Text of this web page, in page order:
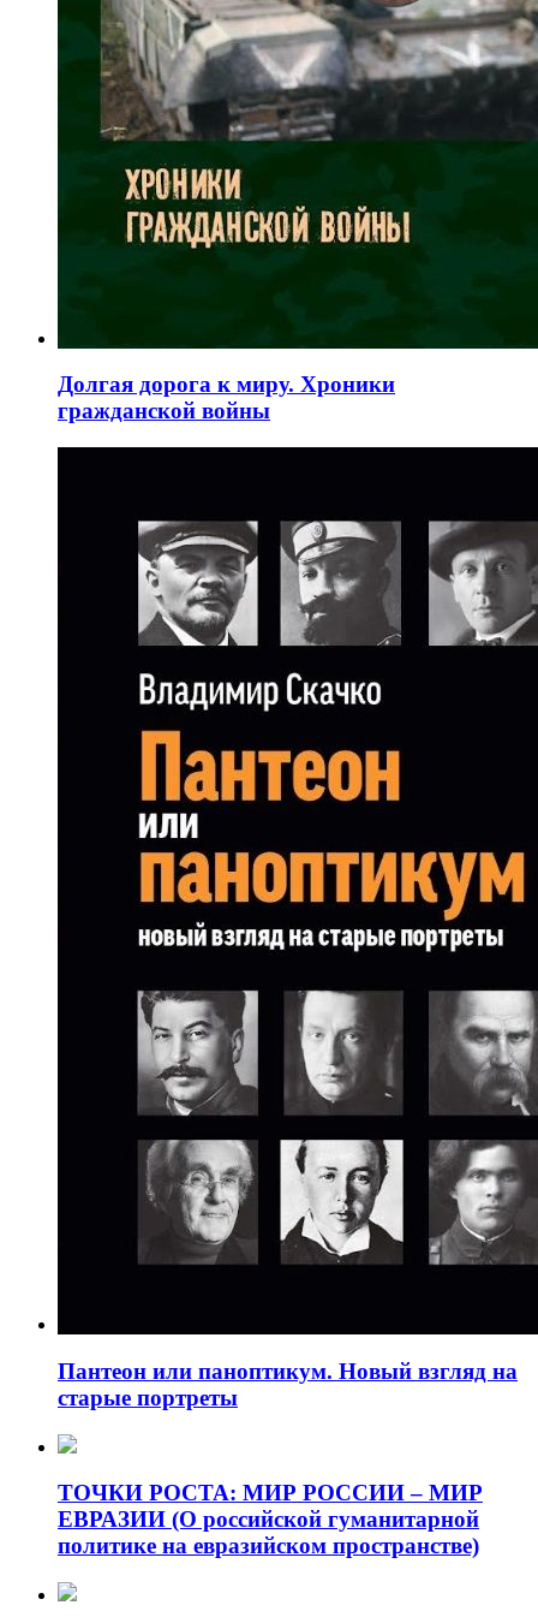
Долгая дорога к миру. Хроники
гражданской войны
Пантеон или паноптикум. Новый взгляд на
старые портреты
ТОЧКИ РОСТА: МИР РОССИИ – МИР
ЕВРАЗИИ (О российской гуманитарной
политике на евразийском пространстве)